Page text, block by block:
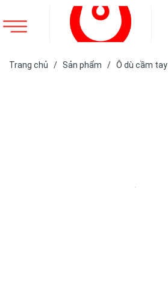
Trang chủ / Sản phẩm / Ô dù cầm tay